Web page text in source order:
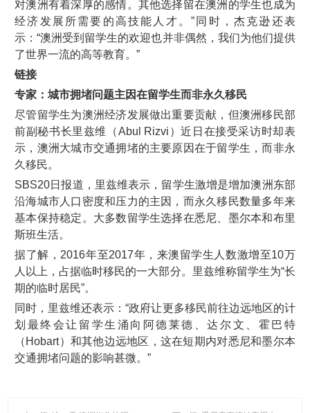
对澳洲有着深厚的感情。其他选择留在澳洲的学生也成为
经济发展所需要的高技能人才。”同时，杰克逊还表
示：“澳洲受到留学生的欢迎也并非偶然，我们为他们提供
了世界一流的高等教育。”
链接
专家：城市拥堵问题主因在留学生而非永久移民
尽管留学生为澳洲经济发展做出重要贡献，但澳洲移民部
前副秘书长里兹维（Abul Rizvi）近日在接受采访时却表
示，澳洲大城市交通拥堵的主要原因在于留学生，而非永
久移民。
SBS20日报道，里兹维表示，留学生激增是增加澳洲东部
沿海城市人口密度和压力的主因，而永久移民数量多年来
基本保持稳定。大多数留学生选择在悉尼、墨尔本和布里
斯班生活。
据了解，2016年至2017年，来澳留学生人数激增至10万
人以上，占据临时移民的一大部分。里兹维称留学生为“长
期的临时居民”。
同时，里兹维还表示：“政府让更多移民前往边远地区的计
划最终会让留学生涌向阿德莱德、达尔文、霍巴特
（Hobart）和其他边远地区，这在短期内对悉尼和墨尔本
交通拥堵问题的影响甚微。”